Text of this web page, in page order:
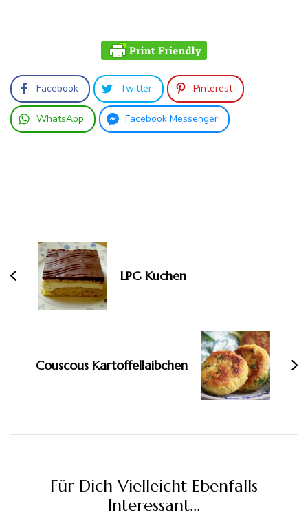
Facebook Twitter Pinterest
WhatsApp Facebook Messenger
LPG Kuchen
Couscous Kartoffellaibchen
Für Dich Vielleicht Ebenfalls
Interessant...